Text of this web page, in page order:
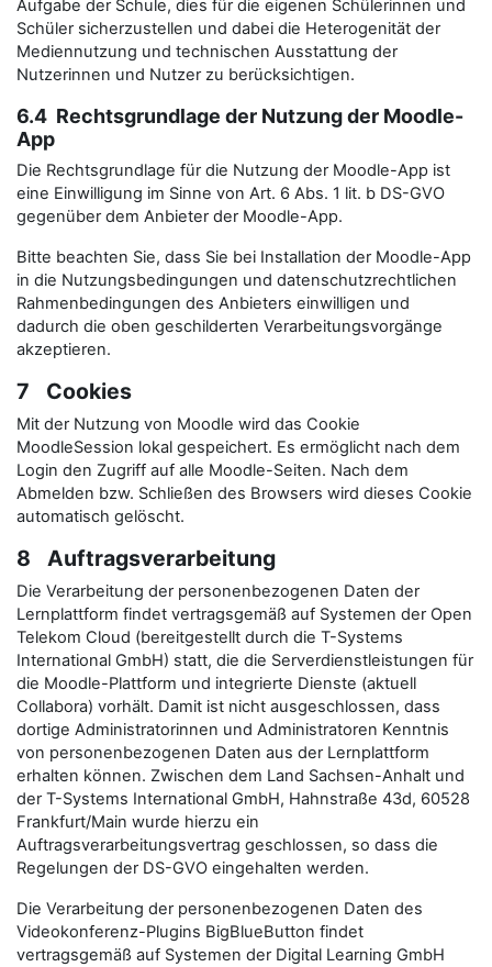
Aufgabe der Schule, dies für die eigenen Schülerinnen und
Schüler sicherzustellen und dabei die Heterogenität der
Mediennutzung und technischen Ausstattung der
Nutzerinnen und Nutzer zu berücksichtigen.
6.4 Rechtsgrundlage der Nutzung der Moodle-
App
Die Rechtsgrundlage für die Nutzung der Moodle-App ist
eine Einwilligung im Sinne von Art. 6 Abs. 1 lit. b DS-GVO
gegenüber dem Anbieter der Moodle-App.
Bitte beachten Sie, dass Sie bei Installation der Moodle-App
in die Nutzungsbedingungen und datenschutzrechtlichen
Rahmenbedingungen des Anbieters einwilligen und
dadurch die oben geschilderten Verarbeitungsvorgänge
akzeptieren.
7 Cookies
Mit der Nutzung von Moodle wird das Cookie
MoodleSession lokal gespeichert. Es ermöglicht nach dem
Login den Zugriff auf alle Moodle-Seiten. Nach dem
Abmelden bzw. Schließen des Browsers wird dieses Cookie
automatisch gelöscht.
8 Auftragsverarbeitung
Die Verarbeitung der personenbezogenen Daten der
Lernplattform findet vertragsgemäß auf Systemen der Open
Telekom Cloud (bereitgestellt durch die T-Systems
International GmbH) statt, die die Serverdienstleistungen für
die Moodle-Plattform und integrierte Dienste (aktuell
Collabora) vorhält. Damit ist nicht ausgeschlossen, dass
dortige Administratorinnen und Administratoren Kenntnis
von personenbezogenen Daten aus der Lernplattform
erhalten können. Zwischen dem Land Sachsen-Anhalt und
der T-Systems International GmbH, Hahnstraße 43d, 60528
Frankfurt/Main wurde hierzu ein
Auftragsverarbeitungsvertrag geschlossen, so dass die
Regelungen der DS-GVO eingehalten werden.
Die Verarbeitung der personenbezogenen Daten des
Videokonferenz-Plugins BigBlueButton findet
vertragsgemäß auf Systemen der Digital Learning GmbH